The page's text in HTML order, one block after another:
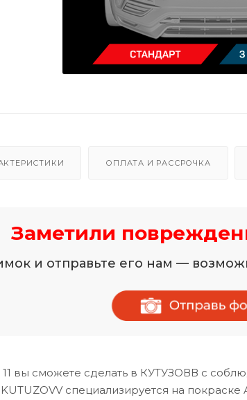
ОПЛАТА И РАССРОЧКА
Заметили
и отправьте его нам —
11 вы сможете сделать в КУТУЗОВВ с
специализируется на покраске